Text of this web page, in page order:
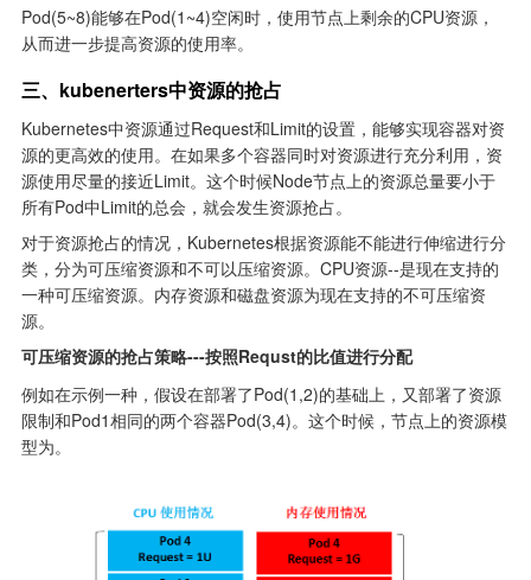
Pod(5~8)能够在Pod(1~4)空闲时，使用节点上剩余的CPU资源，
从而进一步提高资源的使用率。
三、kubenerters中资源的抢占
Kubernetes中资源通过Request和Limit的设置，能够实现容器对资
源的更高效的使用。在如果多个容器同时对资源进行充分利用，资
源使用尽量的接近Limit。这个时候Node节点上的资源总量要小于
所有Pod中Limit的总会，就会发生资源抢占。
对于资源抢占的情况，Kubernetes根据资源能不能进行伸缩进行分
类，分为可压缩资源和不可以压缩资源。CPU资源--是现在支持的
一种可压缩资源。内存资源和磁盘资源为现在支持的不可压缩资
源。
可压缩资源的抢占策略---按照Requst的比值进行分配
例如在示例一种，假设在部署了Pod(1,2)的基础上，又部署了资源
限制和Pod1相同的两个容器Pod(3,4)。这个时候，节点上的资源模
型为。